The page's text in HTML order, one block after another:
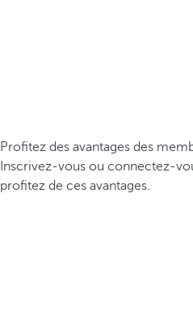
Profitez des avantages des
Inscrivez-vous ou connectez-
profitez de ces avantages.